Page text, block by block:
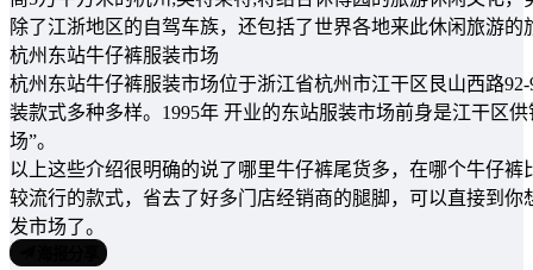
除了江浙地区的自驾车族，还包括了世界各地来此休闲旅游的
杭州东站牛仔裤服装市场
杭州东站牛仔裤服装市场位于浙江省杭州市江干区艮山西路
装款式多种多样。1995年 开业的东站服装市场前身是江干区
场”。
以上这些介绍很明确的说了哪里牛仔裤尾货多，在哪个牛仔
较流行的款式，省去了好多门店经销商的腿脚，可以直接到
发市场了。